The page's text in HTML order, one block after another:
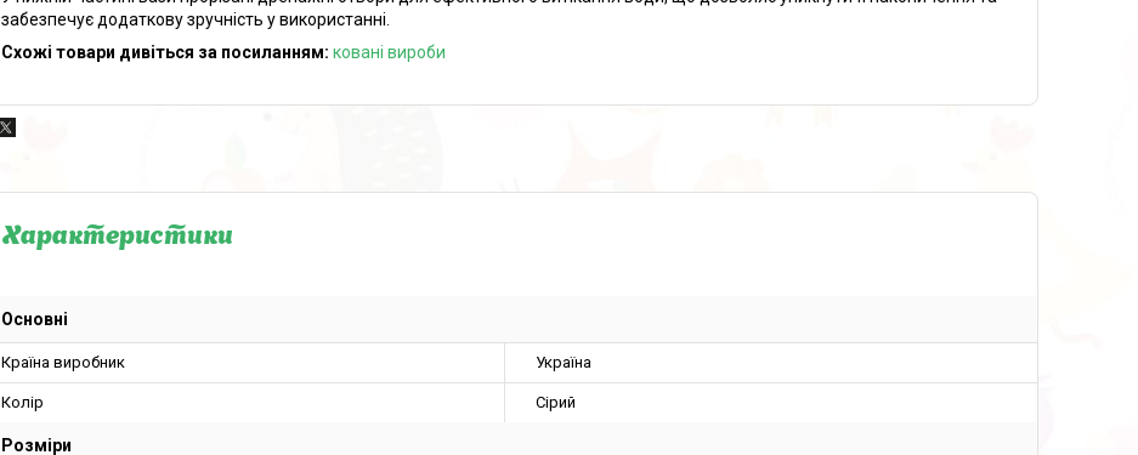
забезпечує додаткову зручність у використанні.
Схожі товари дивіться за посиланням: ковані вироби
Характеристики
Основні
Країна виробник Україна
Колір Сірий
Розміри